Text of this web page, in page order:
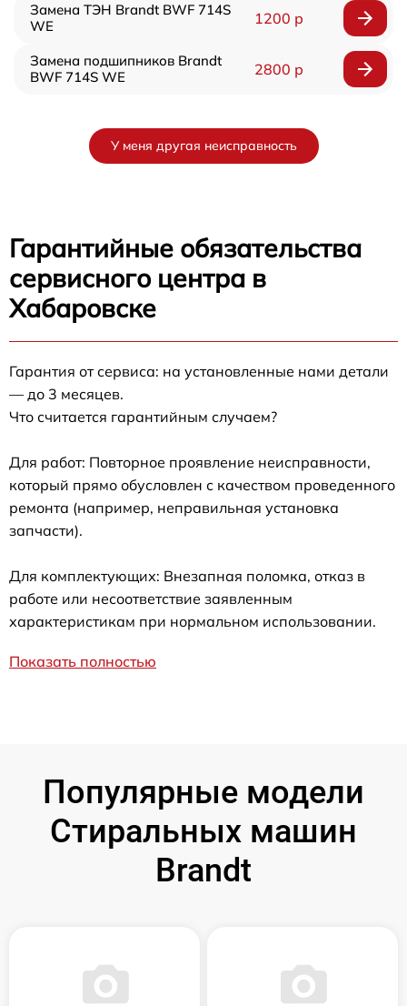
Замена ТЭН Brandt BWF 714S
WE
1200 р
Замена подшипников Brandt
BWF 714S WE
2800 р
У меня другая неисправность
Гарантийные обязательства
сервисного центра в
Хабаровске
Гарантия от сервиса: на установленные нами детали
— до 3 месяцев.
Что считается гарантийным случаем?
Для работ: Повторное проявление неисправности,
который прямо обусловлен с качеством проведенного
ремонта (например, неправильная установка
запчасти).
Для комплектующих: Внезапная поломка, отказ в
работе или несоответствие заявленным
характеристикам при нормальном использовании.
Показать полностью
Популярные модели
Стиральных машин
Brandt